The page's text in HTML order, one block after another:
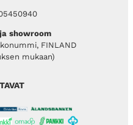
showroom
FINLAND
mukaan)